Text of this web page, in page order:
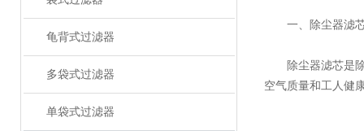
龟背式过滤器
多袋式过滤器
单袋式过滤器
一、除尘器滤
除尘器滤芯是除
空气质量和工人健